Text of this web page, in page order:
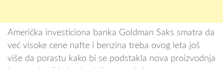
Američka investiciona banka Goldman Saks smatra da
već visoke cene nafte i benzina treba ovog leta još
više da porastu kako bi se podstakla nova proizvodnja